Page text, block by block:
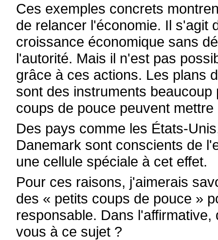
Ces exemples concrets
de relancer l'économie. Il s'agit
croissance économique sans
l'autorité. Mais il n'est pas
grâce à ces actions. Les plans
sont des instruments
coups de pouce peuvent
Des pays comme les États-
Danemark sont conscients de
une cellule spéciale à cet effet.
Pour ces raisons, j'aimerais
des « petits coups de pouce »
responsable. Dans
vous à ce sujet ?